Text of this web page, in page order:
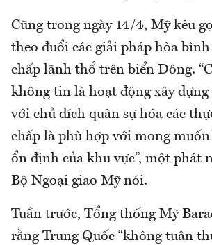
Cũng trong ngày 14/4, Mỹ kêu
theo đuổi các giải pháp hòa
chấp lãnh thổ trên biển Đông.
không tin là hoạt động xây
với chủ đích quân sự hóa các
chấp là phù hợp với mong
ổn định của khu vực”, một phát
Bộ Ngoại giao Mỹ nói.
Tuần trước, Tổng thống Mỹ
rằng Trung Quốc “không tuân